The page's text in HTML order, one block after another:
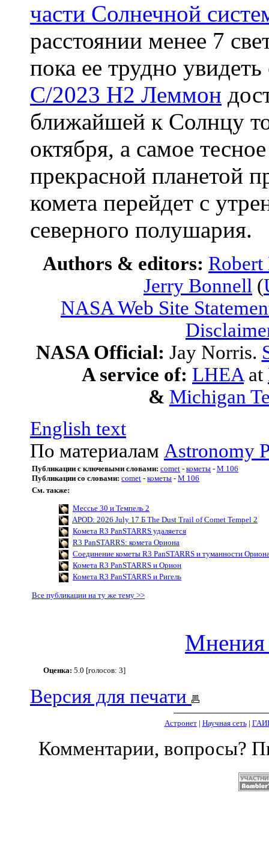
части Солнечной
расстоянии менее 7
пока ее трудно
C/2023 H2 Леммон
ближайшей к Солнцу
октября, а самое
прекрасной планетой
комета перейдет с
северного полушария.
Authors & editors:
Jerry Bonnell (
NASA Web Site
NASA Official: Jay Norris.
A service of: LHEA at
& Michigan
English text
По материалам Astronomy
Публикации с ключевыми словами: comet - кометы - M 106
Публикации со словами: comet - кометы - M 106
См. также:
Мессье 30 и Темпель 2
APOD: 2026 July 17 Б The Dust Trail of Comet Tempel 2
Комета R3 PanSTARRS удаляется
R3 PanSTARRS: комета Ориона
Соединение кометы R3 PanSTARRS и туманности
Комета R3 PanSTARRS и Орион
Комета R3 PanSTARRS и Ригель
Все публикации на ту же тему >>
Мнения
Оценка: 5.0 [голосов: 3]
Версия для печати
Астронет| Научная сеть|
Комментарии, вопросы?